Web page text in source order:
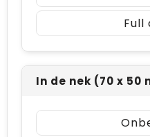
Full
In de nek (70 x 50